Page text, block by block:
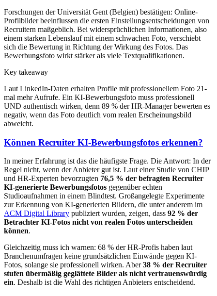
Forschungen der Universität Gent (Belgien) bestätigen: Online-
Profilbilder beeinflussen die ersten Einstellungsentscheidungen von
Recruitern maßgeblich. Bei widersprüchlichen Informationen, also
einem starken Lebenslauf mit einem schwachen Foto, verschiebt
sich die Bewertung in Richtung der Wirkung des Fotos. Das
Bewerbungsfoto wirkt stärker als viele Textqualifikationen.
Key takeaway
Laut LinkedIn-Daten erhalten Profile mit professionellem Foto 21-
mal mehr Aufrufe. Ein KI-Bewerbungsfoto muss professionell
UND authentisch wirken, denn 89 % der HR-Manager bewerten es
negativ, wenn das Foto deutlich vom realen Erscheinungsbild
abweicht.
Können Recruiter KI-Bewerbungsfotos erkennen?
In meiner Erfahrung ist das die häufigste Frage. Die Antwort: In der
Regel nicht, wenn der Anbieter gut ist. Laut einer Studie von CHIP
und HR-Experten bevorzugten 76,5 % der befragten Recruiter
KI-generierte Bewerbungsfotos gegenüber echten
Studioaufnahmen in einem Blindtest. Großangelegte Experimente
zur Erkennung von KI-generierten Bildern, die unter anderem im
ACM Digital Library publiziert wurden, zeigen, dass 92 % der
Betrachter KI-Fotos nicht von realen Fotos unterscheiden
können.
Gleichzeitig muss ich warnen: 68 % der HR-Profis haben laut
Branchenumfragen keine grundsätzlichen Einwände gegen KI-
Fotos, solange sie professionell wirken. Aber38 % der Recruiter
stufen übermäßig geglättete Bilder als nicht vertrauenswürdig
ein. Deshalb ist die Wahl des richtigen Anbieters entscheidend.